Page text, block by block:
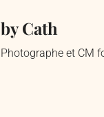
by Cath
Photographe et CM